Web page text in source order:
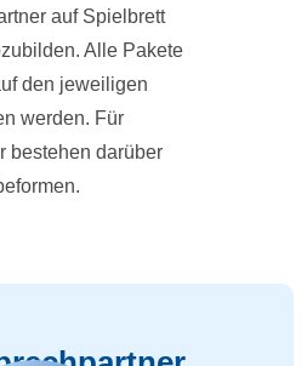
auf Spielbrett
Alle Pakete
den jeweiligen
werden. Für
bestehen darüber